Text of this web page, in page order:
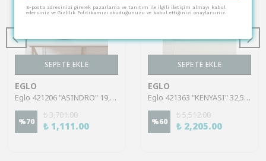
SEPETE EKLE
EGLO
Eglo 421206 "ASINDRO" 19,5 Cm Yüksekliğinde Siyah Cam Vazo
%70
₺ 3,701.00
₺ 1,111.00
SEPETE EKLE
EGLO
Eglo 421363 "KENYASI" 32,5 Cm Yüksekliğinde Cam Vazo
%60
₺ 5,512.00
₺ 2,205.00
E-posta adresinizi girerek pazarlama ve tanıtım ile ilgili iletişim almayı kabul
edersiniz ve Gizlilik Politikamızı okuduğunuzu ve kabul ettiğinizi onaylarsınız.